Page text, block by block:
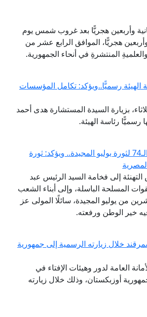
وأربعين هجريًّا بعد غروب شمس يوم
هجريًّا، الموافق الرابع عشر من
المنتشرةِ في أنحاء الجمهورية.
الهيئة رسميًّا..ويؤكد: تكامل المؤسسات
بزيارة السيدة المستشارة هدى أحمد
رسميًّا رئاسة الهيئة.
مفتي الجمهورية يهنئ الرئيس السيسي والشعب المصري بالذكرى الـ74 لثورة يوليو المجيدة.. ويؤكد: ثورة
إلى فخامة السيد الرئيس عبد
المسلحة الباسلة، وإلى أبناء الشعب
من يوليو المجيدة، سائلًا المولى عز
خير الوطن ورفعته.
خلال زيارته الرسمية إلى جمهورية
العامة لدور وهيئات الإفتاء في
أوزبكستان، وذلك خلال زيارته